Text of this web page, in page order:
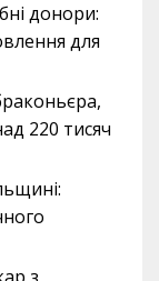
донори:
для
220 тисяч